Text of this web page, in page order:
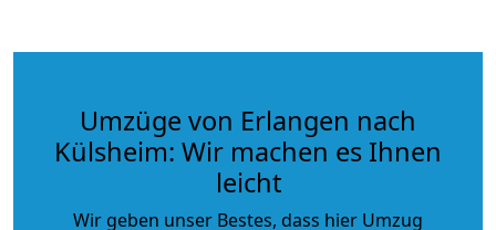
Umzüge von Erlangen nach
Külsheim: Wir machen es Ihnen
leicht
Wir geben unser Bestes, dass hier Umzug